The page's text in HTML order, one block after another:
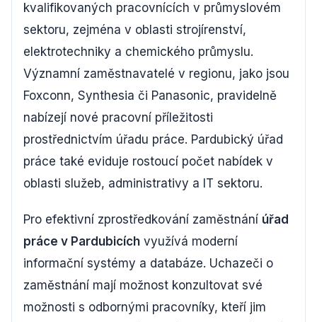
kvalifikovaných pracovnících v průmyslovém
sektoru, zejména v oblasti strojírenství,
elektrotechniky a chemického průmyslu.
Významní zaměstnavatelé v regionu, jako jsou
Foxconn, Synthesia či Panasonic, pravidelně
nabízejí nové pracovní příležitosti
prostřednictvím úřadu práce. Pardubický úřad
práce také eviduje rostoucí počet nabídek v
oblasti služeb, administrativy a IT sektoru.
Pro efektivní zprostředkování zaměstnání úřad
práce v Pardubicích využívá moderní
informační systémy a databáze. Uchazeči o
zaměstnání mají možnost konzultovat své
možnosti s odbornými pracovníky, kteří jim